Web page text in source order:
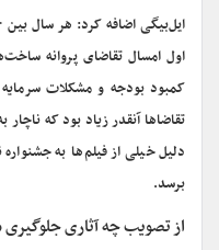
اول امسال تقاضای پروانه
کمبود بودجه و مشکلات
تقاضاها آنقدر زیاد بود که
دلیل خیلی از فیلم‌ها به
برسد.
از تصویب چه آثاری